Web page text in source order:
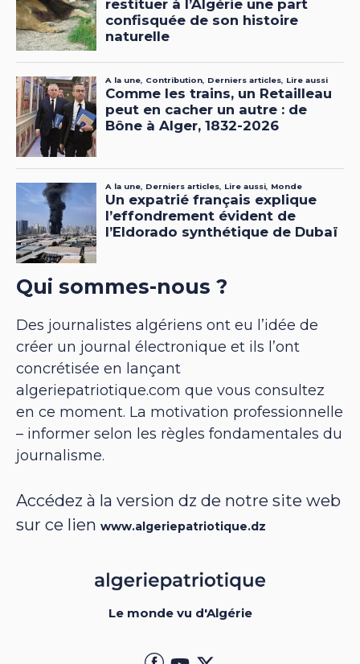
Qui sommes-nous ?
Des journalistes algériens ont eu l’idée de
créer un journal électronique et ils l’ont
concrétisée en lançant
algeriepatriotique.com que vous consultez
en ce moment. La motivation professionnelle
– informer selon les règles fondamentales du
journalisme.
Accédez à la version dz de notre site web
sur ce lien www.algeriepatriotique.dz
Le monde vu d'Algérie